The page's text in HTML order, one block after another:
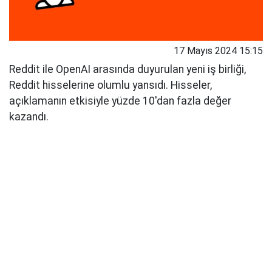
17 Mayıs 2024 15:15
Reddit ile OpenAI arasında duyurulan yeni iş birliği,
Reddit hisselerine olumlu yansıdı. Hisseler,
açıklamanın etkisiyle yüzde 10'dan fazla değer
kazandı.